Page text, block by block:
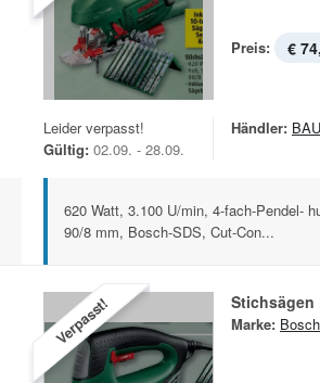
Preis: €
Leider verpasst!
Gültig: 02.09. - 28.09.
Händler:
620 Watt, 3.100 U/min, 4-fach-Pendel-
90/8 mm, Bosch-SDS, Cut-Con...
Verpasst! Stichsägen
Marke: Bosch